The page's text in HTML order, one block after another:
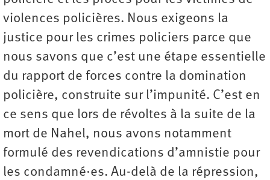
violences policières. Nous exigeons la
justice pour les crimes policiers parce que
nous savons que c’est une étape essentielle
du rapport de forces contre la domination
policière, construite sur l’impunité. C’est en
ce sens que lors de révoltes à la suite de la
mort de Nahel, nous avons notamment
formulé des revendications d’amnistie pour
les condamné·es. Au-delà de la répression,